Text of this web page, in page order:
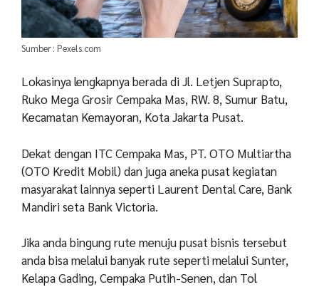
Sumber : Pexels.com
Lokasinya lengkapnya berada di Jl. Letjen Suprapto,
Ruko Mega Grosir Cempaka Mas, RW. 8, Sumur Batu,
Kecamatan Kemayoran, Kota Jakarta Pusat.
Dekat dengan ITC Cempaka Mas, PT. OTO Multiartha
(OTO Kredit Mobil) dan juga aneka pusat kegiatan
masyarakat lainnya seperti Laurent Dental Care, Bank
Mandiri seta Bank Victoria.
Jika anda bingung rute menuju pusat bisnis tersebut
anda bisa melalui banyak rute seperti melalui Sunter,
Kelapa Gading, Cempaka Putih-Senen, dan Tol